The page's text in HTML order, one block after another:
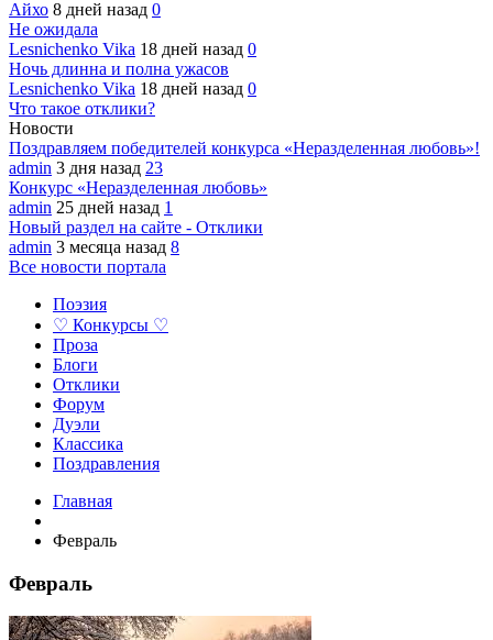
Айхо 8 дней назад 0
Не ожидала
Lesnichenko Vika 18 дней назад 0
Ночь длинна и полна ужасов
Lesnichenko Vika 18 дней назад 0
Что такое отклики?
Новости
Поздравляем победителей конкурса «Неразделенная любовь»!
admin 3 дня назад 23
Конкурс «Неразделенная любовь»
admin 25 дней назад 1
Новый раздел на сайте - Отклики
admin 3 месяца назад 8
Все новости портала
Поэзия
♡ Конкурсы ♡
Проза
Блоги
Отклики
Форум
Дуэли
Классика
Поздравления
Главная
Февраль
Февраль